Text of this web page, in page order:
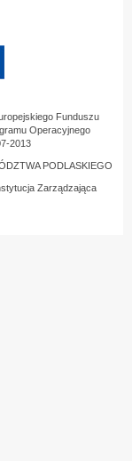
Funduszu
Operacyjnego
2013
PODLASKIEGO
Zarządzająca